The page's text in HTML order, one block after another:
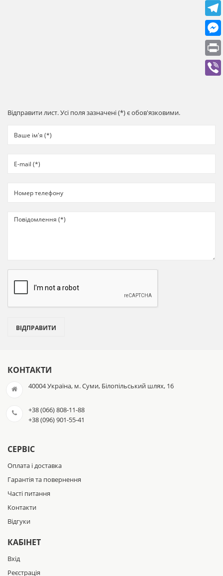
Відправити лист. Усі поля зазначені (*) є обов'язковими.
ВІДПРАВИТИ
КОНТАКТИ
40004 Україна, м. Суми, Білопільський шлях, 16
+38 (066) 808-11-88
+38 (096) 901-55-41
СЕРВІС
Оплата і доставка
Гарантія та повернення
Часті питання
Контакти
Відгуки
КАБІНЕТ
Вхід
Реєстрація